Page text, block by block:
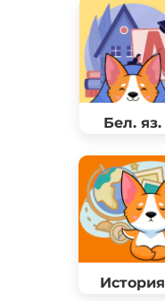
Бел. яз.
История